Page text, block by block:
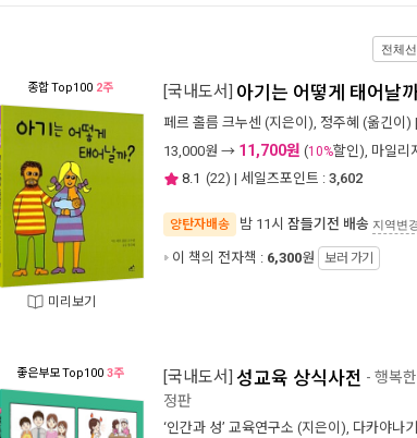
전체
종합Top100 2주
미리보기
[국내도서] 아기는 어떻게 태어날
페르 홀름 크누센 (지은이), 정주혜 (옮긴이) |
13,000원 → 11,700원 (10%할인), 마일리
8.1 (22) | 세일즈포인트 : 3,602
양탄자배송 밤 11시 잠들기전 배송 지역변
이 책의 전자책 : 6,300원 보러 가기
좋은부모Top100 3주 [국내도서] 성교육 상식사전 - 행복
정판
‘인간과 성’ 교육연구소 (지은이), 다카야나